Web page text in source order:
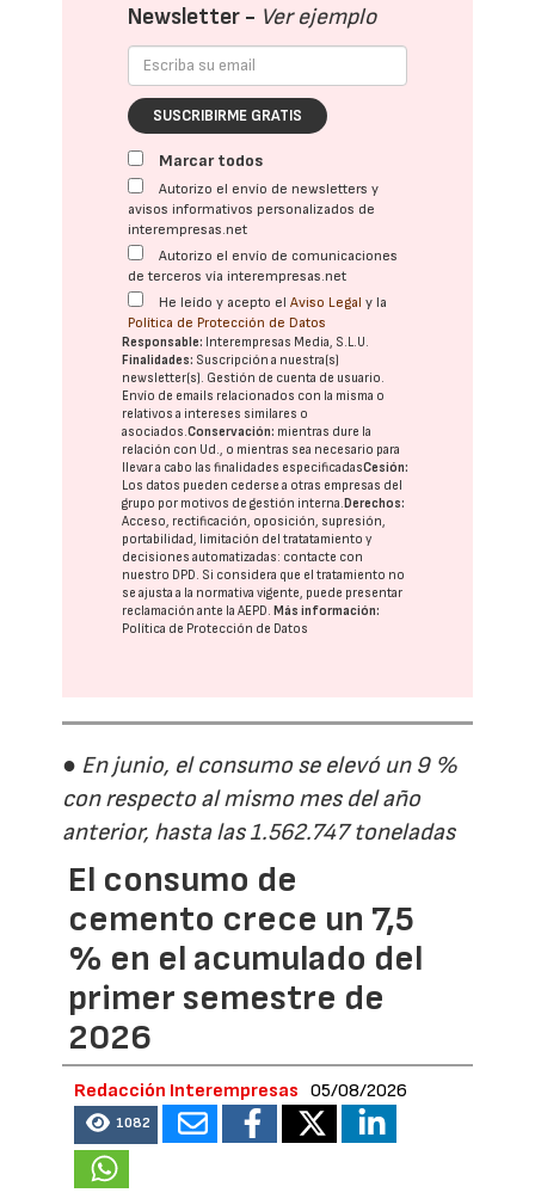
Newsletter - Ver ejemplo
SUSCRIBIRME GRATIS
Marcar todos
Autorizo el envío de newsletters y
avisos informativos personalizados de
interempresas.net
Autorizo el envío de comunicaciones
de terceros vía interempresas.net
He leído y acepto elAviso Legal y la
Política de Protección de Datos
Responsable: Interempresas Media, S.L.U.
Finalidades: Suscripción a nuestra(s)
newsletter(s). Gestión de cuenta de usuario.
Envío de emails relacionados con la misma o
relativos a intereses similares o
asociados.Conservación: mientras dure la
relación con Ud., o mientras sea necesario para
llevar a cabo las finalidades especificadasCesión:
Los datos pueden cederse a otras empresas del
grupo por motivos de gestión interna.Derechos:
Acceso, rectificación, oposición, supresión,
portabilidad, limitación del tratatamiento y
decisiones automatizadas: contacte con
nuestro DPD. Si considera que el tratamiento no
se ajusta a la normativa vigente, puede presentar
reclamación ante laAEPD.Más información:
Política de Protección de Datos
● En junio, el consumo se elevó un 9 %
con respecto al mismo mes del año
anterior, hasta las 1.562.747 toneladas
El consumo de
cemento crece un 7,5
% en el acumulado del
primer semestre de
2026
Redacción Interempresas 05/08/2026
1082